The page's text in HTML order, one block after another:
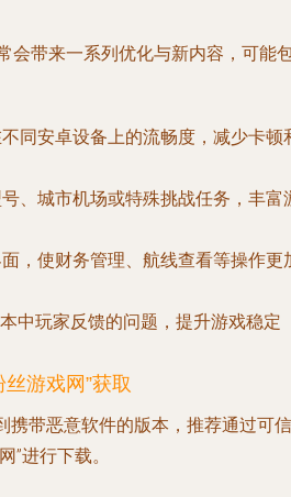
会带来一系列优化与新内容，可能
不同安卓设备上的流畅度，减少卡顿
号、城市机场或特殊挑战任务，丰富
面，使财务管理、航线查看等操作更
中玩家反馈的问题，提升游戏稳定
游戏网”获取
携带恶意软件的版本，推荐通过可信
”进行下载。